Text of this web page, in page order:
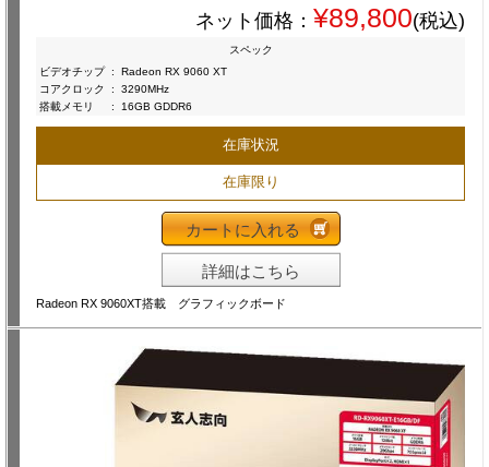
ネット価格： ¥89,800(税込)
スペック
ビデオチップ :
Radeon RX 9060 XT
コアクロック
:
3290MHz
搭載メモリ
: 16GB GDDR6
在庫状況
在庫限り
カートに入れる
詳細はこちら
Radeon RX 9060XT搭載 グラフィックボード